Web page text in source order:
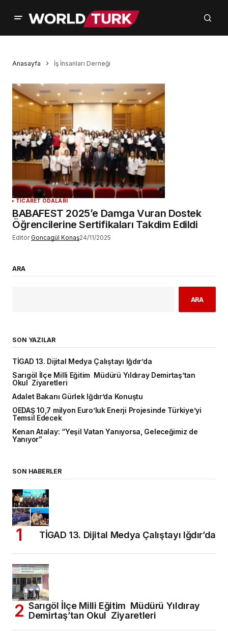
Anasayfa İş İnsanları Derneği
TICARET ODALARI
BABAFEST 2025’e Damga Vuran Dostek
Öğrencilerine Sertifikaları Takdim Edildi
Editör Goncagül Konaş24/11/2025
ARA
ARA
SON YAZILAR
TİGAD 13. Dijital Medya Çalıştayı Iğdır’da
Sarıgöl İlçe Milli Eğitim Müdürü Yıldıray Demirtaş’tan
Okul Ziyaretleri
Adalet Bakanı Gürlek Iğdır’da Konuştu
OEDAŞ 10,7 milyon Euro’luk Enerji Projesinde Türkiye’yi
Temsil Edecek
Kenan Atalay: “Yeşil Vatan Yanıyorsa, Geleceğimiz de
Yanıyor”
SON HABERLER
TİGAD 13. Dijital Medya Çalıştayı Iğdır’da
Sarıgöl İlçe Milli Eğitim Müdürü Yıldıray
Demirtaş’tan Okul Ziyaretleri